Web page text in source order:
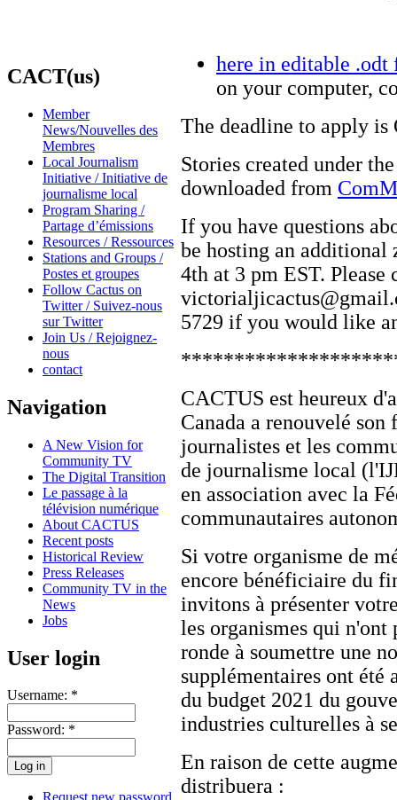
CACT(us)
Member
News/Nouvelles des
Membres
Local Journalism
Initiative / Initiative de
journalisme local
Program Sharing /
Partage d’émissions
Resources / Ressources
Stations and Groups /
Postes et groupes
Follow Cactus on
Twitter / Suivez-nous
sur Twitter
Join Us / Rejoignez-
nous
contact
Navigation
A New Vision for
Community TV
The Digital Transition
Le passage à la
télévision numérique
About CACTUS
Recent posts
Historical Review
Press Releases
Community TV in the
News
Jobs
User login
Username: *
Password: *
here in editable .odt
on your computer,
The deadline to apply is
Stories created under
downloaded from
If you have questions
be hosting an additional
4th at 3 pm EST. Please
5729 if you would like
CACTUS est heureux
Canada a renouvelé
journalistes et les
de journalisme local
en association avec la
communautaires
Si votre organisme de
encore bénéficiaire du
invitons à présenter
les organismes qui n'ont
ronde à soumettre une
supplémentaires ont été
du budget 2021 du
industries culturelles à
En raison de cette
distribuera :